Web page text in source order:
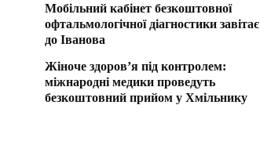
Мобільний кабінет безкоштовної
офтальмологічної діагностики завітає
до Іванова
Жіноче здоров’я під контролем:
міжнародні медики проведуть
безкоштовний прийом у Хмільнику